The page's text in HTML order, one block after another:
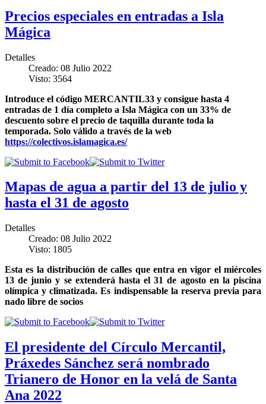
Precios especiales en entradas a Isla
Mágica
Detalles
Creado: 08 Julio 2022
Visto: 3564
Introduce el código MERCANTIL33 y consigue hasta 4
entradas de 1 día completo a Isla Mágica con un 33% de
descuento sobre el precio de taquilla durante toda la
temporada. Solo válido a través de la web
https://colectivos.islamagica.es/
Mapas de agua a partir del 13 de julio y
hasta el 31 de agosto
Detalles
Creado: 08 Julio 2022
Visto: 1805
Esta es la distribución de calles que entra en vigor el miércoles
13 de junio y se extenderá hasta el 31 de agosto en la piscina
olímpica y climatizada. Es indispensable la reserva previa para
nado libre de socios
El presidente del Círculo Mercantil,
Práxedes Sánchez será nombrado
Trianero de Honor en la velá de Santa
Ana 2022